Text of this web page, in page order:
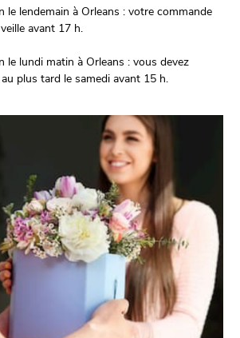
le lendemain à Orleans : votre commande
avant 17 h.
le lundi matin à Orleans : vous devez
plus tard le samedi avant 15 h.